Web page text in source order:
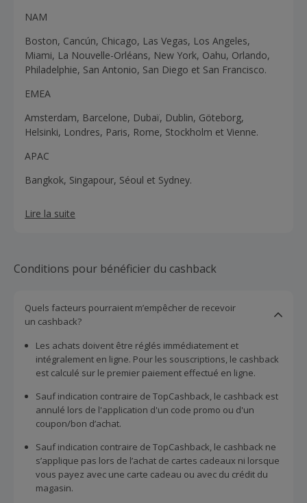
NAM
Boston, Cancún, Chicago, Las Vegas, Los Angeles,
Miami, La Nouvelle-Orléans, New York, Oahu, Orlando,
Philadelphie, San Antonio, San Diego et San Francisco.
EMEA
Amsterdam, Barcelone, Dubaï, Dublin, Göteborg,
Helsinki, Londres, Paris, Rome, Stockholm et Vienne.
APAC
Bangkok, Singapour, Séoul et Sydney.
Lire la suite
Conditions pour bénéficier du cashback
Quels facteurs pourraient m’empêcher de recevoir
un cashback?
Les achats doivent être réglés immédiatement et
intégralement en ligne. Pour les souscriptions, le cashback
est calculé sur le premier paiement effectué en ligne.
Sauf indication contraire de TopCashback, le cashback est
annulé lors de l'application d'un code promo ou d'un
coupon/bon d’achat.
Sauf indication contraire de TopCashback, le cashback ne
s’applique pas lors de l’achat de cartes cadeaux ni lorsque
vous payez avec une carte cadeau ou avec du crédit du
magasin.